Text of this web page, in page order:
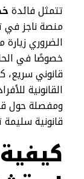
تتمثل فائدة
منصة ناجز في
الضروري
خصوصًا في
قانوني سريع،
القانونية
ومفصلة حول
قانونية